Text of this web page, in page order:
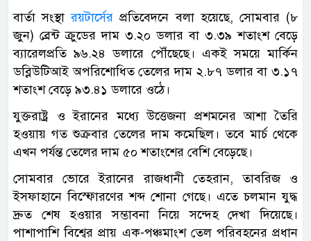
বার্তা সংস্থারয়টার্সেরপ্রতিবেদনে বলা হয়েছে, সোমবার (৮
জুন) ব্রেন্ট ক্রুডের দাম ৩.২০ ডলার বা ৩.৩৯ শতাংশ বেড়ে
ব্যারেলপ্রতি ৯৬.২৪ ডলারে পৌঁছেছে। একই সময়ে মার্কিন
ডব্লিউটিআই অপরিশোধিত তেলের দাম ২.৮৭ ডলার বা ৩.১৭
শতাংশ বেড়ে ৯৩.৪১ ডলারে ওঠে।
যুক্তরাষ্ট্র ও ইরানের মধ্যে উত্তেজনা প্রশমনের আশা তৈরি
হওয়ায় গত শুক্রবার তেলের দাম কমেছিল। তবে মার্চ থেকে
এখন পর্যন্ত তেলের দাম ৫০ শতাংশের বেশি বেড়েছে।
সোমবার ভোরে ইরানের রাজধানী তেহরান, তাবরিজ ও
ইসফাহানে বিস্ফোরণের শব্দ শোনা গেছে। এতে চলমান যুদ্ধ
দ্রুত শেষ হওয়ার সম্ভাবনা নিয়ে সন্দেহ দেখা দিয়েছে।
পাশাপাশি বিশ্বের প্রায় এক-পঞ্চমাংশ তেল পরিবহনের প্রধান